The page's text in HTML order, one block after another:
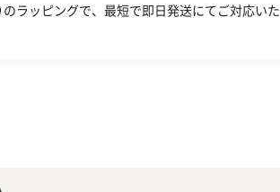
ラッピングで、最短で即日発送にてご対応いた